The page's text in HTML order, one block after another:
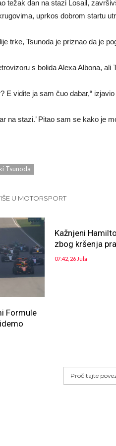
težak dan na stazi Losail,
uprkos dobrom startu
trke, Tsunoda je priznao da je
s bolida Alexa Albona, ali
E vidite ja sam čuo dabar,“
na stazi.’ Pitao sam se kako je
Tsunoda
U MOTORSPORT
Formule
Kažnjeni
zbog kršenja
07:42, 26 Jula
Pročitajte